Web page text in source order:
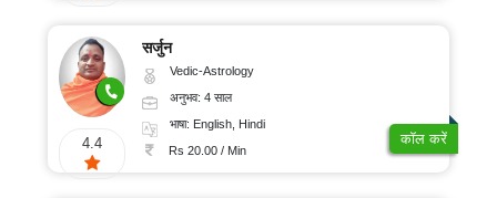
4.4
सर्जुन
Vedic-Astrology
अनुभव: 4 साल
भाषा: English, Hindi
Rs 20.00 / Min
कॉल करें